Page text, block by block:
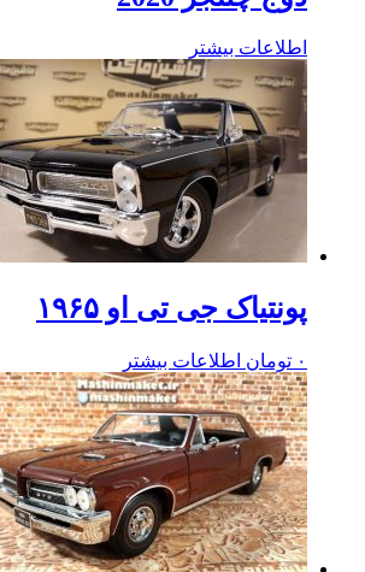
اطلاعات بیشتر
پونتیاک جی تی او ۱۹۶۵
۰ تومان اطلاعات بیشتر